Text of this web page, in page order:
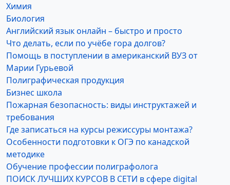
Химия
Биология
Английский язык онлайн – быстро и просто
Что делать, если по учёбе гора долгов?
Помощь в поступлении в американский ВУЗ от
Марии Гурьевой
Полиграфическая продукция
Бизнес школа
Пожарная безопасность: виды инструктажей и
требования
Где записаться на курсы режиссуры монтажа?
Особенности подготовки к ОГЭ по канадской
методике
Обучение профессии полиграфолога
ПОИСК ЛУЧШИХ КУРСОВ В СЕТИ в сфере digital